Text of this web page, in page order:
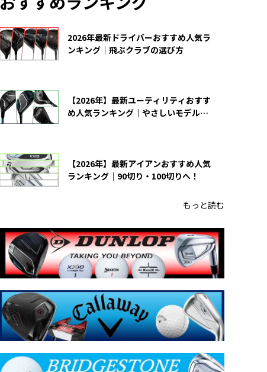
2026年最新ドライバーおすすめ人気ラ
ンキング｜飛ぶクラブの選び方
【2026年】最新ユーティリティおすす
め人気ランキング｜やさしいモデルの
【2026年】最新アイアンおすすめ人気
ランキング｜90切り・100切りへ！
もっと読む